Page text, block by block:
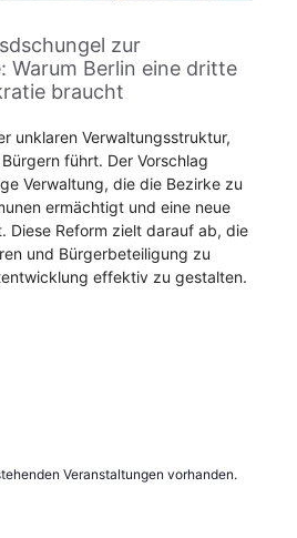
zur
Warum Berlin eine dritte
braucht
unklaren Verwaltungsstruktur,
führt. Der Vorschlag
Verwaltung, die die Bezirke zu
ermächtigt und eine neue
Diese Reform zielt darauf ab, die
und Bürgerbeteiligung zu
effektiv zu gestalten.
Veranstaltungen vorhanden.